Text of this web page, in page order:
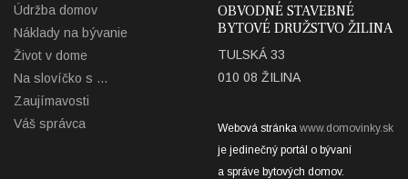
Údržba domov
Náklady na bývanie
Život v dome
Na slovíčko s ...
Zaujímavosti
Váš správca
OBVODNÉ STAVEBNÉ
BYTOVÉ DRUŽSTVO ŽILINA
TULSKÁ 33
010 08 ŽILINA
Webová stránka www.domovinky.sk
je jedinečný portál o bývaní
a správe bytových domov.